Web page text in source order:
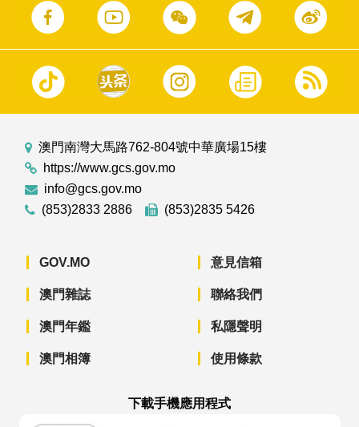
澳門南灣大馬路762-804號中華廣場15樓
https://www.gcs.gov.mo
info@gcs.gov.mo
(853)2833 2886
(853)2835 5426
GOV.MO
澳門雜誌
澳門年鑑
澳門相簿
意見信箱
聯絡我們
私隱聲明
使用條款
下載手機應用程式